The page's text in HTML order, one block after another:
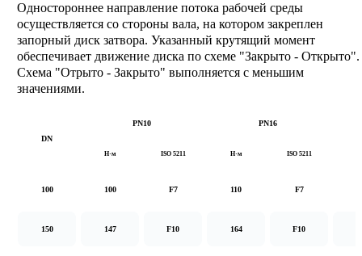
Одностороннее направление потока рабочей среды
осуществляется со стороны вала, на котором закреплен
запорный диск затвора. Указанный крутящий момент
обеспечивает движение диска по схеме "Закрыто - Открыто".
Схема "Отрыто - Закрыто" выполняется с меньшим
значениями.
DN
PN10 PN16
Н·м ISO 5211 Н·м ISO 5211
100 100 F7 110 F7
150 147 F10 164 F10